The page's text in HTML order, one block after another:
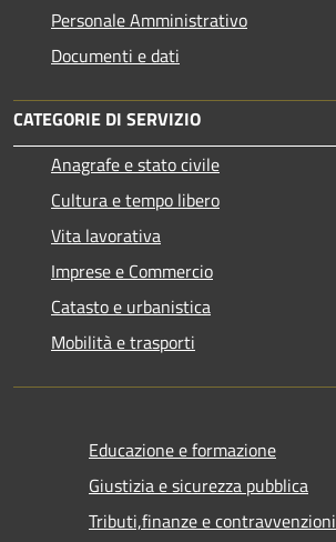
Personale Amministrativo
Documenti e dati
CATEGORIE DI SERVIZIO
Anagrafe e stato civile
Cultura e tempo libero
Vita lavorativa
Imprese e Commercio
Catasto e urbanistica
Mobilità e trasporti
Educazione e formazione
Giustizia e sicurezza pubblica
Tributi,finanze e contravvenzioni